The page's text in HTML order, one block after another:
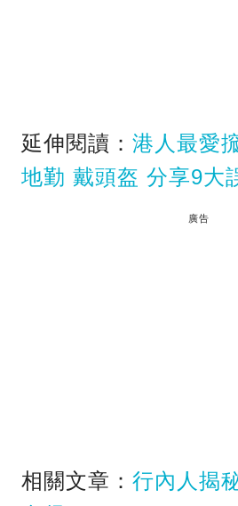
延伸閱讀： 港人最愛
地勤 戴頭盔 分享9大
廣告
相關文章： 行內人揭